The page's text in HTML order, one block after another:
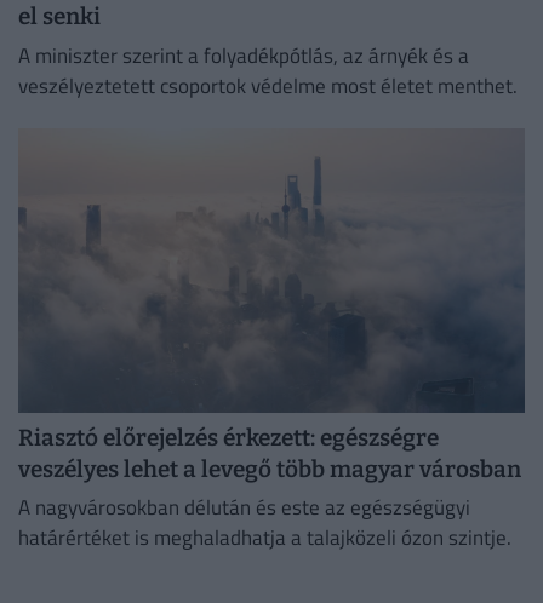
el senki
A miniszter szerint a folyadékpótlás, az árnyék és a
veszélyeztetett csoportok védelme most életet menthet.
Riasztó előrejelzés érkezett: egészségre
veszélyes lehet a levegő több magyar városban
A nagyvárosokban délután és este az egészségügyi
határértéket is meghaladhatja a talajközeli ózon szintje.